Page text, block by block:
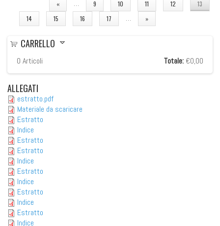
« … 9 10 11 12
13
14
15 16 17 … »
CARRELLO
0 Articoli Totale: €0,00
ALLEGATI
estratto.pdf
Materiale da scaricare
Estratto
Indice
Estratto
Estratto
Indice
Estratto
Indice
Estratto
Indice
Estratto
Indice